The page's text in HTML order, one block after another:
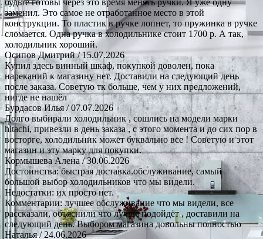
заменил. Это самое не отработанное место в этой
конструкции. То пластик в ручке лопнет, то пружинка в ручке
сломается. Одна ручка в холодильнике стоит 1700 р. А так,
холодильник хороший.
Осипов Дмитрий/ 15.07.2026
Купил здесь винный шкаф, покупкой доволен, пока
нареканий к магазину нет. Доставили на следующий день
после заказа. Советую тк больше, чем у них предложений,
нигде не нашёл
Бурдасов Илья/ 07.07.2026
Долго выбирали холодильник , сошлись на модели марки
hitachi, привезли в день заказа , с этого момента и до сих пор в
восторге, холодильник может буквально все ! Советую и этот
магазин и эту марку для покупки.
Кормышева Алена/ 30.06.2026
Достоинства: быстрая доставка.обслуживание, самый
большой выбор холодильников что мы видели.
Недостатки: их просто нет.
Комментарии: лучшее обслуживание что мы видели, все
рассказали, объяснили что лучше подойдёт , доставили на
следующий день. Выбором магазина довольны полностью
Наталья/ 24.06.2026